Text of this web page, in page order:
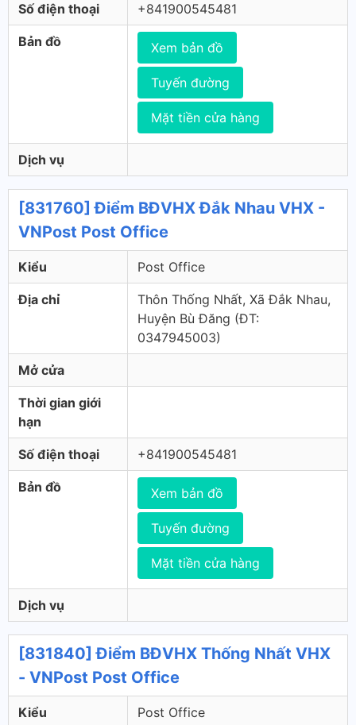
Số điện thoại +841900545481
Bản đồ Xem bản đồ
Tuyến đường
Mặt tiền cửa hàng
Dịch vụ
[831760] Điểm BĐVHX Đắk Nhau VHX -
VNPost Post Office
Kiểu Post Office
Địa chỉ
Thôn Thống Nhất, Xã Đắk Nhau,
Huyện Bù Đăng (ÐT:
0347945003)
Mở cửa
Thời gian giới
hạn
Số điện thoại +841900545481
Bản đồ Xem bản đồ
Tuyến đường
Mặt tiền cửa hàng
Dịch vụ
[831840] Điểm BĐVHX Thống Nhất VHX
- VNPost Post Office
Kiểu Post Office